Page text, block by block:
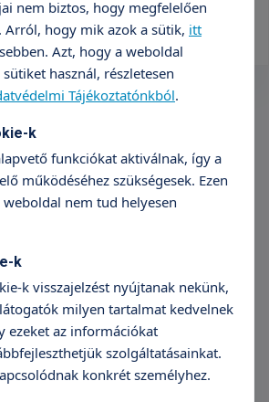
+36 70 659 88 88
koponya MR általában elégséges az
kimutatására, egyéb panaszok (pl.
vizsgálatára, térfoglaló
MR kevésbé alkalmas friss vérzések,
egyes csontelváltozások
vizsgálata fontos a
áttetek kivizsgálására, a sclerosis
és annak követő vizsgálataira. Sok
kérdéses elváltozásoknál is
adása.
nem biztos, hogy megfelelően
hogy mik azok a sütik, itt
Azt, hogy a weboldal
használ, részletesen
Tájékoztatónkból.
k
funkciókat aktiválnak, így a
működéséhez szükségesek. Ezen
nem tud helyesen
k
k visszajelzést nyújtanak nekünk,
milyen tartalmat kedvelnek
ezeket az információkat
szolgáltatásainkat.
konkrét személyhez.